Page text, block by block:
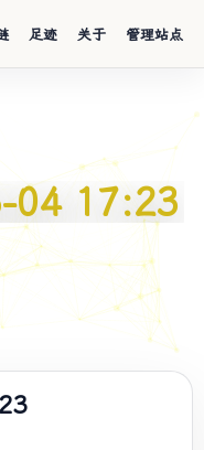
足迹 关于 管理站点
04 17:23